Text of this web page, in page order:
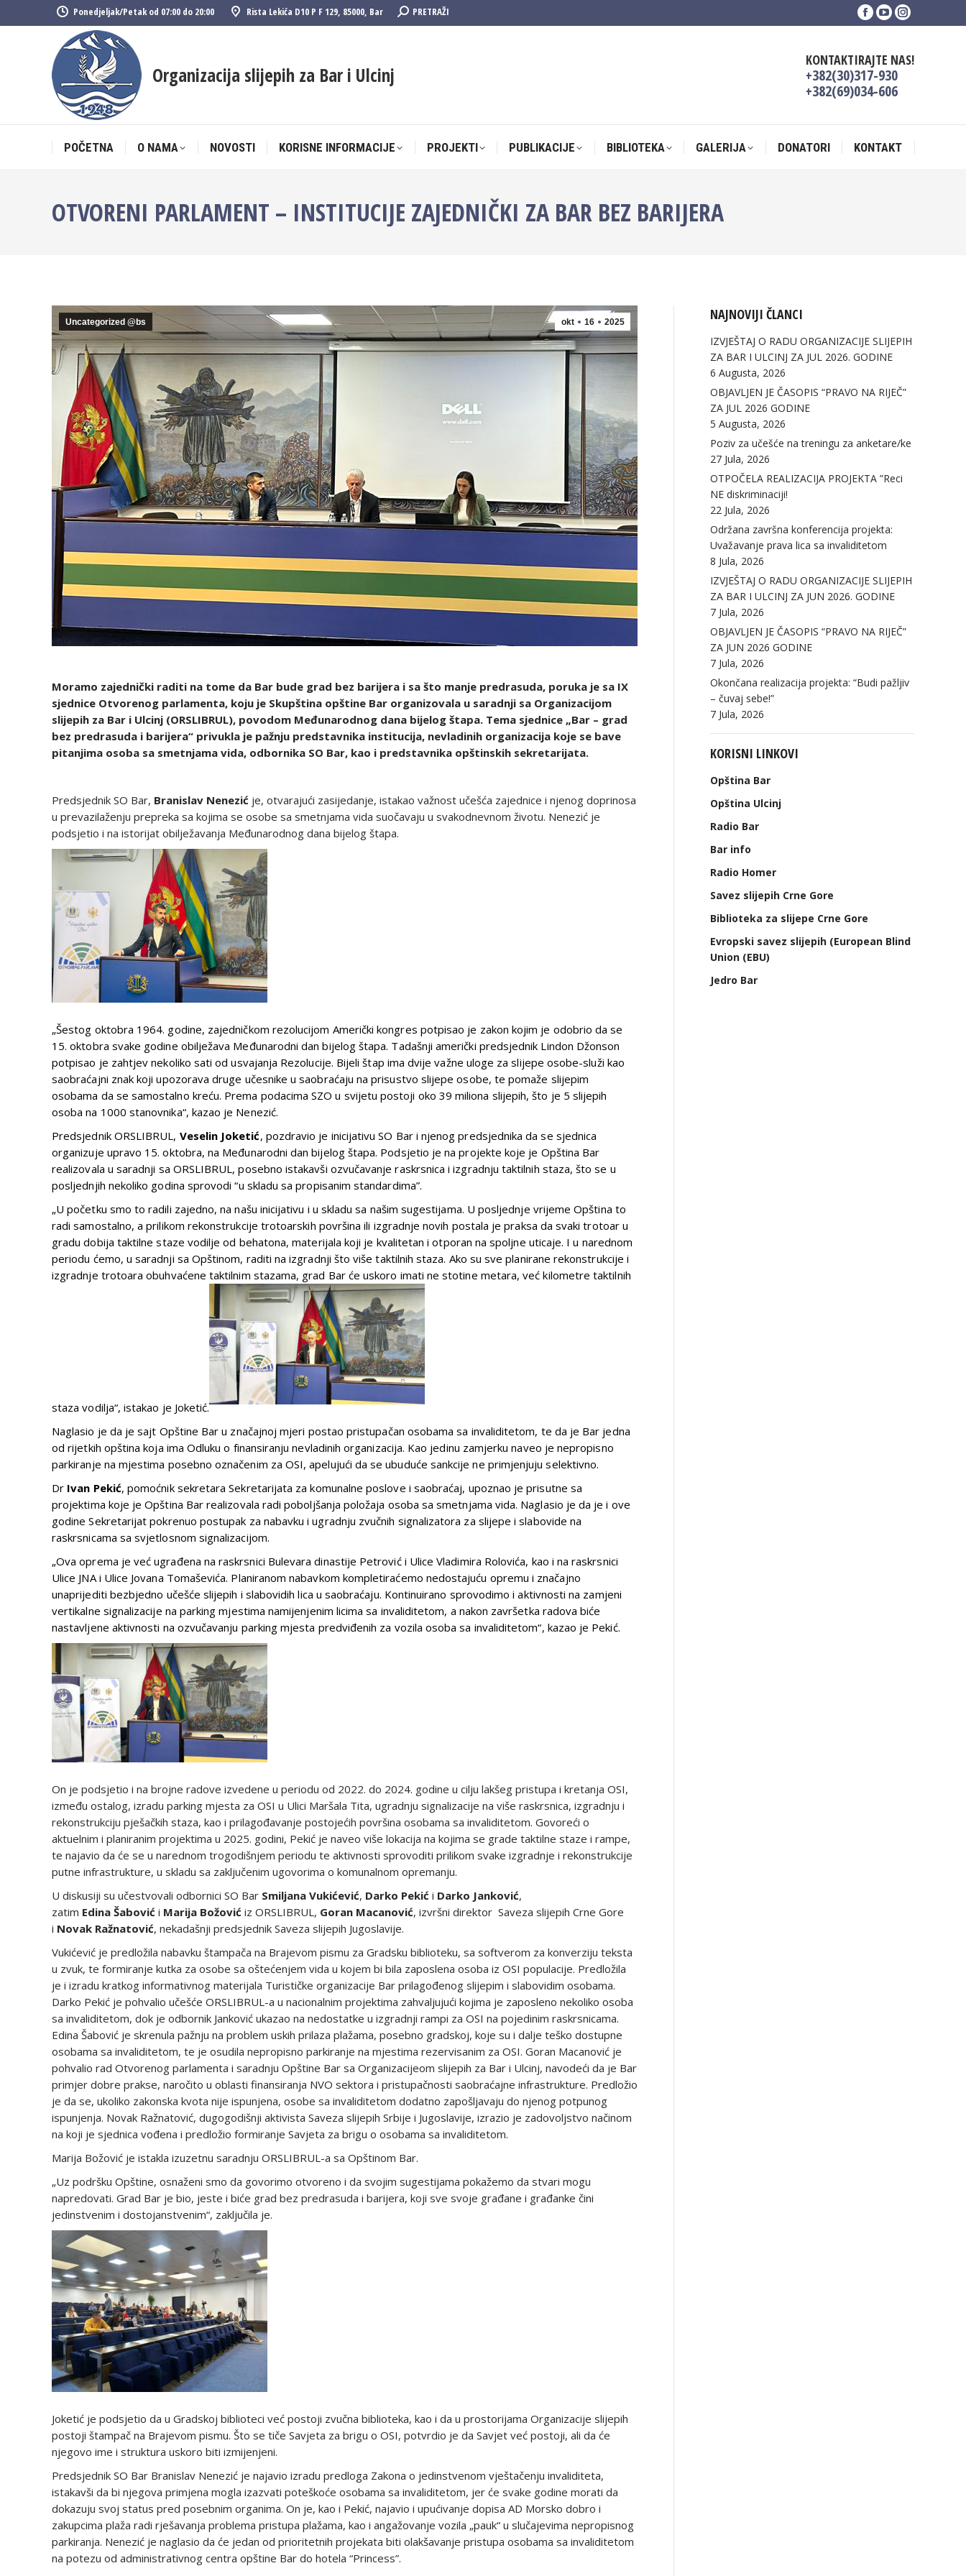
Ponedjeljak/Petak od 07:00 do 20:00 Rista Lekića D10 P F 129, 85000, Bar Search:PRETRAŽI
Facebook
in
new
window
YouTube
in
new
window
Instagram
in
Organizacija slijepih za Bar i Ulcinj
KONTAKTIRAJTE NAS!
+382(30)317-930
+382(69)034-606
POČETNA O NAMA NOVOSTI KORISNE INFORMACIJE PROJEKTI PUBLIKACIJE BIBLIOTEKA GALERIJA DONATORI KONTAKT
OTVORENI PARLAMENT – INSTITUCIJE ZAJEDNIČKI ZA BAR BEZ BARIJERA
okt 16 2025
Uncategorized @bs
Moramo zajednički raditi na tome da Bar bude grad bez barijera i sa što manje predrasuda, poruka je sa IX
sjednice Otvorenog parlamenta, koju je Skupština opštine Bar organizovala u saradnji sa Organizacijom
slijepih za Bar i Ulcinj (ORSLIBRUL), povodom Međunarodnog dana bijelog štapa. Tema sjednice „Bar – grad
bez predrasuda i barijera“ privukla je pažnju predstavnika institucija, nevladinih organizacija koje se bave
pitanjima osoba sa smetnjama vida, odbornika SO Bar, kao i predstavnika opštinskih sekretarijata.
Predsjednik SO Bar, Branislav Nenezić je, otvarajući zasijedanje, istakao važnost učešća zajednice i njenog doprinosa
u prevazilaženju prepreka sa kojima se osobe sa smetnjama vida suočavaju u svakodnevnom životu. Nenezić je
podsjetio i na istorijat obilježavanja Međunarodnog dana bijelog štapa.
„Šestog oktobra 1964. godine, zajedničkom rezolucijom Američki kongres potpisao je zakon kojim je odobrio da se
15. oktobra svake godine obilježava Međunarodni dan bijelog štapa. Tadašnji američki predsjednik Lindon Džonson
potpisao je zahtjev nekoliko sati od usvajanja Rezolucije. Bijeli štap ima dvije važne uloge za slijepe osobe-služi kao
saobraćajni znak koji upozorava druge učesnike u saobraćaju na prisustvo slijepe osobe, te pomaže slijepim
osobama da se samostalno kreću. Prema podacima SZO u svijetu postoji oko 39 miliona slijepih, što je 5 slijepih
osoba na 1000 stanovnika“, kazao je Nenezić.
Predsjednik ORSLIBRUL, Veselin Joketić, pozdravio je inicijativu SO Bar i njenog predsjednika da se sjednica
organizuje upravo 15. oktobra, na Međunarodni dan bijelog štapa. Podsjetio je na projekte koje je Opština Bar
realizovala u saradnji sa ORSLIBRUL, posebno istakavši ozvučavanje raskrsnica i izgradnju taktilnih staza, što se u
posljednjih nekoliko godina sprovodi “u skladu sa propisanim standardima”.
„U početku smo to radili zajedno, na našu inicijativu i u skladu sa našim sugestijama. U posljednje vrijeme Opština to
radi samostalno, a prilikom rekonstrukcije trotoarskih površina ili izgradnje novih postala je praksa da svaki trotoar u
gradu dobija taktilne staze vodilje od behatona, materijala koji je kvalitetan i otporan na spoljne uticaje. I u narednom
periodu ćemo, u saradnji sa Opštinom, raditi na izgradnji što više taktilnih staza. Ako su sve planirane rekonstrukcije i
izgradnje trotoara obuhvaćene taktilnim stazama, grad Bar će uskoro imati ne stotine metara, već kilometre taktilnih
staza vodilja“, istakao je Joketić.
Naglasio je da je sajt Opštine Bar u značajnoj mjeri postao pristupačan osobama sa invaliditetom, te da je Bar jedna
od rijetkih opština koja ima Odluku o finansiranju nevladinih organizacija. Kao jedinu zamjerku naveo je nepropisno
parkiranje na mjestima posebno označenim za OSI, apelujući da se ubuduće sankcije ne primjenjuju selektivno.
Dr Ivan Pekić, pomoćnik sekretara Sekretarijata za komunalne poslove i saobraćaj, upoznao je prisutne sa
projektima koje je Opština Bar realizovala radi poboljšanja položaja osoba sa smetnjama vida. Naglasio je da je i ove
godine Sekretarijat pokrenuo postupak za nabavku i ugradnju zvučnih signalizatora za slijepe i slabovide na
raskrsnicama sa svjetlosnom signalizacijom.
„Ova oprema je već ugrađena na raskrsnici Bulevara dinastije Petrović i Ulice Vladimira Rolovića, kao i na raskrsnici
Ulice JNA i Ulice Jovana Tomaševića. Planiranom nabavkom kompletiraćemo nedostajuću opremu i značajno
unaprijediti bezbjedno učešće slijepih i slabovidih lica u saobraćaju. Kontinuirano sprovodimo i aktivnosti na zamjeni
vertikalne signalizacije na parking mjestima namijenjenim licima sa invaliditetom, a nakon završetka radova biće
nastavljene aktivnosti na ozvučavanju parking mjesta predviđenih za vozila osoba sa invaliditetom“, kazao je Pekić.
On je podsjetio i na brojne radove izvedene u periodu od 2022. do 2024. godine u cilju lakšeg pristupa i kretanja OSI,
između ostalog, izradu parking mjesta za OSI u Ulici Maršala Tita, ugradnju signalizacije na više raskrsnica, izgradnju i
rekonstrukciju pješačkih staza, kao i prilagođavanje postojećih površina osobama sa invaliditetom. Govoreći o
aktuelnim i planiranim projektima u 2025. godini, Pekić je naveo više lokacija na kojima se grade taktilne staze i rampe,
te najavio da će se u narednom trogodišnjem periodu te aktivnosti sprovoditi prilikom svake izgradnje i rekonstrukcije
putne infrastrukture, u skladu sa zaključenim ugovorima o komunalnom opremanju.
U diskusiji su učestvovali odbornici SO Bar Smiljana Vukićević, Darko Pekić i Darko Janković,
zatim Edina Šabović i Marija Božović iz ORSLIBRUL, Goran Macanović, izvršni direktor Saveza slijepih Crne Gore
i Novak Ražnatović, nekadašnji predsjednik Saveza slijepih Jugoslavije.
Vukićević je predložila nabavku štampača na Brajevom pismu za Gradsku biblioteku, sa softverom za konverziju teksta
u zvuk, te formiranje kutka za osobe sa oštećenjem vida u kojem bi bila zaposlena osoba iz OSI populacije. Predložila
je i izradu kratkog informativnog materijala Turističke organizacije Bar prilagođenog slijepim i slabovidim osobama.
Darko Pekić je pohvalio učešće ORSLIBRUL-a u nacionalnim projektima zahvaljujući kojima je zaposleno nekoliko osoba
sa invaliditetom, dok je odbornik Janković ukazao na nedostatke u izgradnji rampi za OSI na pojedinim raskrsnicama.
Edina Šabović je skrenula pažnju na problem uskih prilaza plažama, posebno gradskoj, koje su i dalje teško dostupne
osobama sa invaliditetom, te je osudila nepropisno parkiranje na mjestima rezervisanim za OSI. Goran Macanović je
pohvalio rad Otvorenog parlamenta i saradnju Opštine Bar sa Organizacijeom slijepih za Bar i Ulcinj, navodeći da je Bar
primjer dobre prakse, naročito u oblasti finansiranja NVO sektora i pristupačnosti saobraćajne infrastrukture. Predložio
je da se, ukoliko zakonska kvota nije ispunjena, osobe sa invaliditetom dodatno zapošljavaju do njenog potpunog
ispunjenja. Novak Ražnatović, dugogodišnji aktivista Saveza slijepih Srbije i Jugoslavije, izrazio je zadovoljstvo načinom
na koji je sjednica vođena i predložio formiranje Savjeta za brigu o osobama sa invaliditetom.
Marija Božović je istakla izuzetnu saradnju ORSLIBRUL-a sa Opštinom Bar.
„Uz podršku Opštine, osnaženi smo da govorimo otvoreno i da svojim sugestijama pokažemo da stvari mogu
napredovati. Grad Bar je bio, jeste i biće grad bez predrasuda i barijera, koji sve svoje građane i građanke čini
jedinstvenim i dostojanstvenim“, zaključila je.
Joketić je podsjetio da u Gradskoj biblioteci već postoji zvučna biblioteka, kao i da u prostorijama Organizacije slijepih
postoji štampač na Brajevom pismu. Što se tiče Savjeta za brigu o OSI, potvrdio je da Savjet već postoji, ali da će
njegovo ime i struktura uskoro biti izmijenjeni.
Predsjednik SO Bar Branislav Nenezić je najavio izradu predloga Zakona o jedinstvenom vještačenju invaliditeta,
istakavši da bi njegova primjena mogla izazvati poteškoće osobama sa invaliditetom, jer će svake godine morati da
dokazuju svoj status pred posebnim organima. On je, kao i Pekić, najavio i upućivanje dopisa AD Morsko dobro i
zakupcima plaža radi rješavanja problema pristupa plažama, kao i angažovanje vozila „pauk“ u slučajevima nepropisnog
parkiranja. Nenezić je naglasio da će jedan od prioritetnih projekata biti olakšavanje pristupa osobama sa invaliditetom
na potezu od administrativnog centra opštine Bar do hotela “Princess”.
NAJNOVIJI ČLANCI
IZVJEŠTAJ O RADU ORGANIZACIJE SLIJEPIH
ZA BAR I ULCINJ ZA JUL 2026. GODINE
6 Augusta, 2026
OBJAVLJEN JE ČASOPIS “PRAVO NA RIJEČ”
ZA JUL 2026 GODINE
5 Augusta, 2026
Poziv za učešće na treningu za anketare/ke
27 Jula, 2026
OTPOČELA REALIZACIJA PROJEKTA ”Reci
NE diskriminaciji!
22 Jula, 2026
Održana završna konferencija projekta:
Uvažavanje prava lica sa invaliditetom
8 Jula, 2026
IZVJEŠTAJ O RADU ORGANIZACIJE SLIJEPIH
ZA BAR I ULCINJ ZA JUN 2026. GODINE
7 Jula, 2026
OBJAVLJEN JE ČASOPIS “PRAVO NA RIJEČ”
ZA JUN 2026 GODINE
7 Jula, 2026
Okončana realizacija projekta: “Budi pažljiv
– čuvaj sebe!”
7 Jula, 2026
KORISNI LINKOVI
Opština Bar
Opština Ulcinj
Radio Bar
Bar info
Radio Homer
Savez slijepih Crne Gore
Biblioteka za slijepe Crne Gore
Evropski savez slijepih (European Blind
Union (EBU)
Jedro Bar
POČETNA O NAMA NOVOSTI KORISNE INFORMACIJE PROJEKTI PUBLIKACIJE BIBLIOTEKA GALERIJA DONATORI KONTAKT